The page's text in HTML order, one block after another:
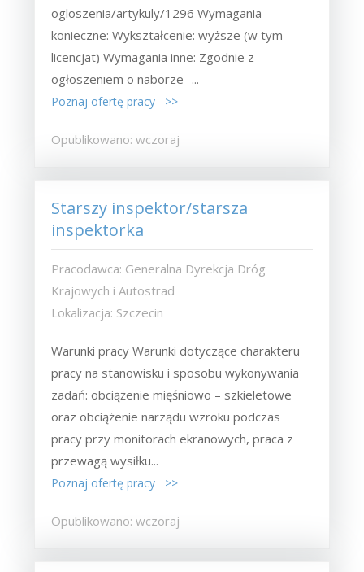
ogloszenia/artykuly/1296 Wymagania
konieczne: Wykształcenie: wyższe (w tym
licencjat) Wymagania inne: Zgodnie z
ogłoszeniem o naborze -...
Poznaj ofertę pracy >>
Opublikowano: wczoraj
Starszy inspektor/starsza
inspektorka
Pracodawca: Generalna Dyrekcja Dróg
Krajowych i Autostrad
Lokalizacja: Szczecin
Warunki pracy Warunki dotyczące charakteru
pracy na stanowisku i sposobu wykonywania
zadań: obciążenie mięśniowo – szkieletowe
oraz obciążenie narządu wzroku podczas
pracy przy monitorach ekranowych, praca z
przewagą wysiłku...
Poznaj ofertę pracy >>
Opublikowano: wczoraj